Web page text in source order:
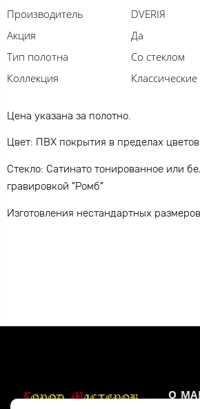
Производитель
DVERIЯ
Акция
Да
Тип полотна
Со стеклом
Коллекция
Цена указана за полотно.
Цвет: ПВХ покрытия в пределах
Стекло: Сатинато тонированное или
гравировкой "Ромб"
Изготовления нестандартных
О